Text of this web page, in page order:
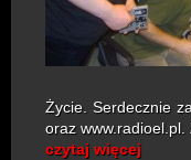
Życie. Serdecznie
oraz
czytaj więcej